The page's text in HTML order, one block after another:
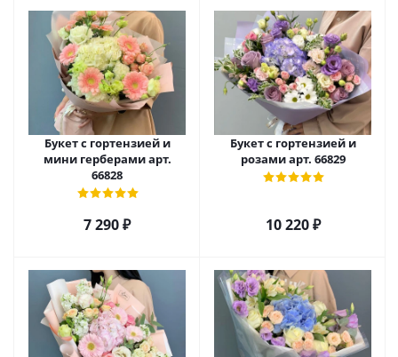
Букет с гортензией и
мини герберами арт.
66828
7 290₽
Букет с гортензией и
розами арт. 66829
10 220₽